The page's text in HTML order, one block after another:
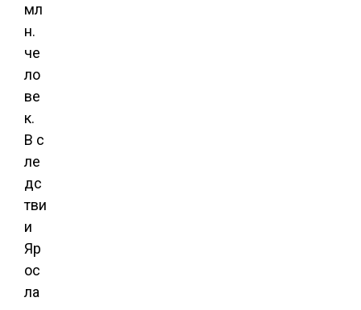
мл
н.
че
ло
ве
к.
В с
ле
дс
тви
и
Яр
ос
ла